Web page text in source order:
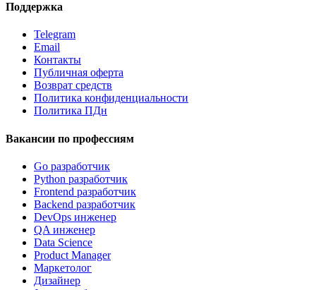
Поддержка
Telegram
Email
Контакты
Публичная оферта
Возврат средств
Политика конфиденциальности
Политика ПДн
Вакансии по профессиям
Go разработчик
Python разработчик
Frontend разработчик
Backend разработчик
DevOps инженер
QA инженер
Data Science
Product Manager
Маркетолог
Дизайнер